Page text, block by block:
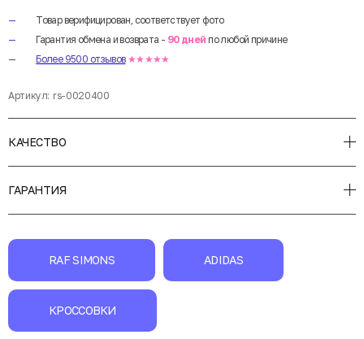
Товар верифицирован, соответствует фото
Гарантия обмена и возврата - 90 дней по любой причине
Более 9500 отзывов ★★★★★
Артикул: rs-0020400
КАЧЕСТВО
ГАРАНТИЯ
RAF SIMONS ADIDAS
КРОССОВКИ